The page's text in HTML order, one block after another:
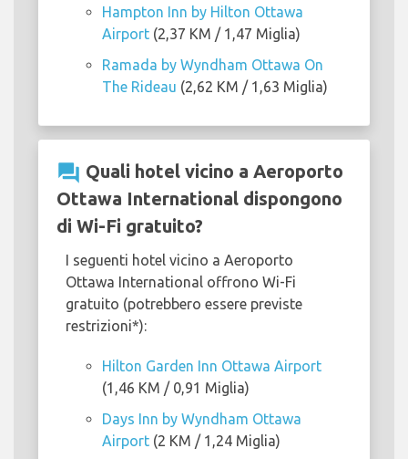
Hampton Inn by Hilton Ottawa
Airport (2,37 KM / 1,47 Miglia)
Ramada by Wyndham Ottawa On
The Rideau (2,62 KM / 1,63 Miglia)
question_answer Quali hotel vicino a Aeroporto
Ottawa International dispongono
di Wi-Fi gratuito?
I seguenti hotel vicino a Aeroporto
Ottawa International offrono Wi-Fi
gratuito (potrebbero essere previste
restrizioni*):
Hilton Garden Inn Ottawa Airport
(1,46 KM / 0,91 Miglia)
Days Inn by Wyndham Ottawa
Airport (2 KM / 1,24 Miglia)